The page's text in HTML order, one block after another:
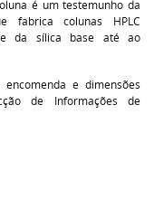
é um testemunho da
fabrica colunas HPLC
da sílica base até ao
e dimensões
de Informações de